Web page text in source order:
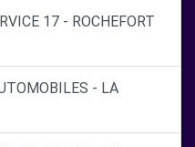
17 - ROCHEFORT
- LA